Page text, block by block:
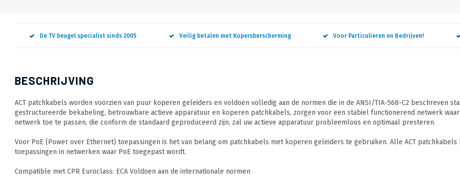
De TV beugel specialist sinds 2005 Veilig betalen met Kopersberscherming Voor Particulieren en Bedrijven!
BESCHRIJVING
ACT patchkabels worden voorzien van puur koperen geleiders en voldoen volledig aan de normen die in de ANSI/TIA-568-C2 beschreven
gestructureerde bekabeling, betrouwbare actieve apparatuur en koperen patchkabels, zorgen voor een stabiel functionerend netwerk
netwerk toe te passen, die conform de standaard geproduceerd zijn, zal uw actieve apparatuur probleemloos en optimaal presteren.
Voor PoE (Power over Ethernet) toepassingen is het van belang om patchkabels met koperen geleiders te gebruiken. Alle ACT
toepassingen in netwerken waar PoE toegepast wordt.
Compatible met CPR Euroclass: ECA Voldoen aan de internationale normen